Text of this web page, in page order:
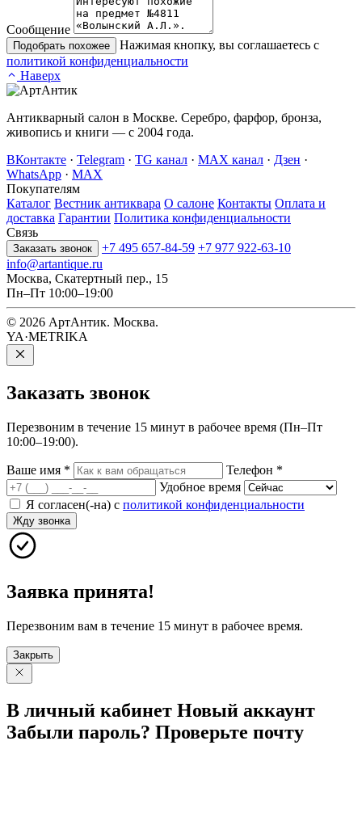
Сообщение
Подобрать похожее
Нажимая кнопку, вы соглашаетесь с
политикой конфиденциальности
Наверх
Антикварный салон в Москве. Серебро, фарфор, бронза,
живопись и книги — с 2004 года.
ВКонтакте · Telegram · TG канал · MAX канал · Дзен ·
WhatsApp · MAX
Покупателям
Каталог Вестник антиквара О салоне Контакты Оплата и
доставка Гарантии Политика конфиденциальности
Связь
Заказать звонок +7 495 657-84-59 +7 977 922-63-10
info@artantique.ru
Москва, Скатертный пер., 15
Пн–Пт 10:00–19:00
© 2026 АртАнтик. Москва.
YA·METRIKA
Заказать звонок
Перезвоним в течение 15 минут в рабочее время (Пн–Пт
10:00–19:00).
Ваше имя * Телефон *
Удобное время
Я согласен(-на) с политикой конфиденциальности
Жду звонка
Заявка принята!
Перезвоним вам в течение 15 минут в рабочее время.
Закрыть
В личный кабинет Новый аккаунт
Забыли пароль? Проверьте почту